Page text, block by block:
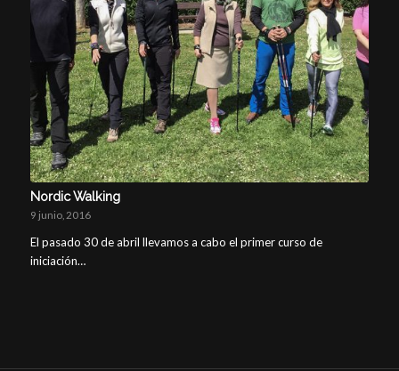
Nordic Walking
9 junio, 2016
El pasado 30 de abril llevamos a cabo el primer curso de
iniciación…